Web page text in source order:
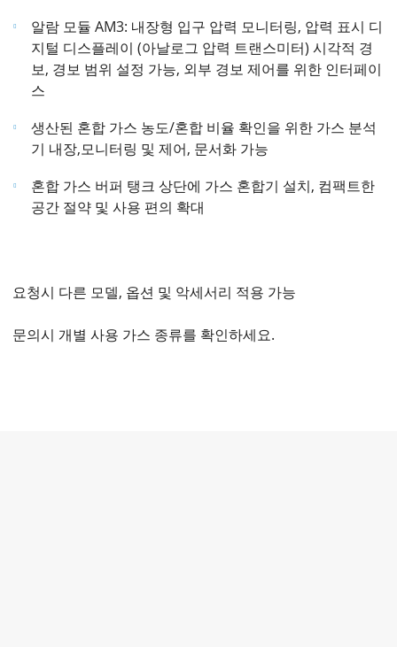
알람 모듈 AM3: 내장형 입구 압력 모니터링, 압력 표시 디
지털 디스플레이 (아날로그 압력 트랜스미터) 시각적 경
보, 경보 범위 설정 가능, 외부 경보 제어를 위한 인터페이
스
생산된 혼합 가스 농도/혼합 비율 확인을 위한 가스 분석
기 내장,모니터링 및 제어, 문서화 가능
혼합 가스 버퍼 탱크 상단에 가스 혼합기 설치, 컴팩트한
공간 절약 및 사용 편의 확대
요청시 다른 모델, 옵션 및 악세서리 적용 가능
문의시 개별 사용 가스 종류를 확인하세요.